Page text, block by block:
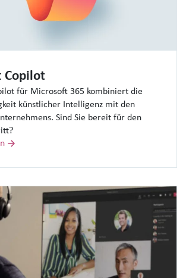
Copilot
für Microsoft 365 kombiniert die
künstlicher Intelligenz mit den
Sind Sie bereit für den